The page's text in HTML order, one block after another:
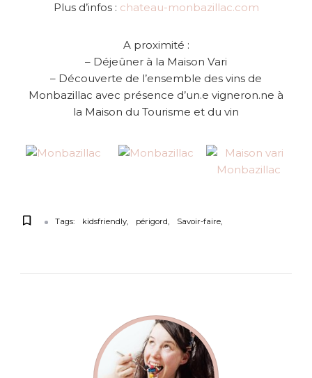
Plus d’infos : chateau-monbazillac.com
A proximité :
– Déjeûner à la Maison Vari
– Découverte de l’ensemble des vins de
Monbazillac avec présence d’un.e vigneron.ne à
la Maison du Tourisme et du vin
Tags: kidsfriendly périgord Savoir-faire